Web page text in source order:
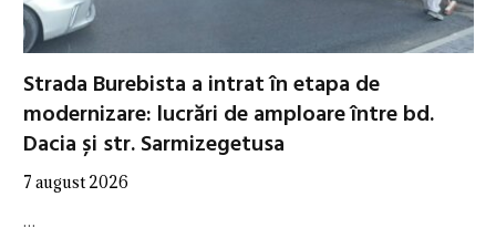
Strada Burebista a intrat în etapa de
modernizare: lucrări de amploare între bd.
Dacia și str. Sarmizegetusa
7 august 2026
…